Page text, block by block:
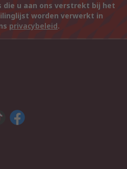
die u aan ons verstrekt bij het
worden verwerkt in
privacybeleid.